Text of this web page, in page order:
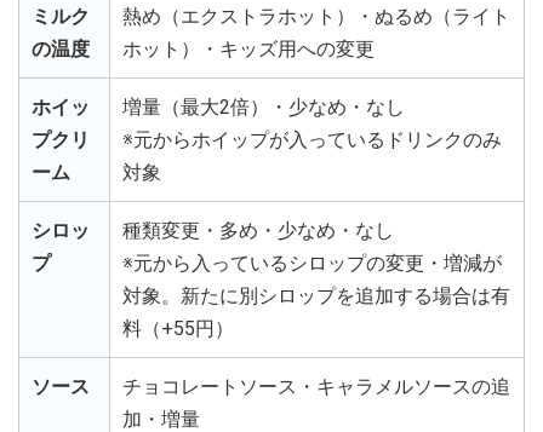
ミルク
の温度
熱め（エクストラホット）・ぬるめ（ライト
ホット）・キッズ用への変更
ホイッ
プクリ
ーム
増量（最大2倍）・少なめ・なし
※元からホイップが入っているドリンクのみ
対象
シロッ
プ
種類変更・多め・少なめ・なし
※元から入っているシロップの変更・増減が
対象。新たに別シロップを追加する場合は有
料（+55円）
ソース
チョコレートソース・キャラメルソースの追
加・増量